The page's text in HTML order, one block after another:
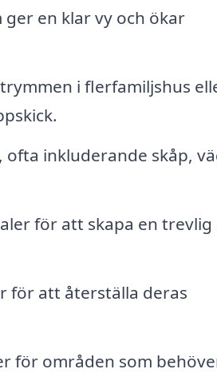
en klar vy och ökar
i flerfamiljshus
ofta inkluderande skåp,
för att skapa en trevlig
för att återställa deras
för områden som